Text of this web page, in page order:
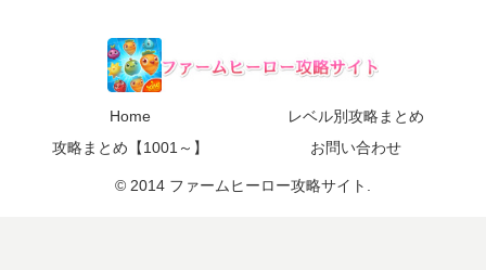
Home
レベル別攻略まとめ
攻略まとめ【1001～】
お問い合わせ
© 2014 ファームヒーロー攻略サイト.